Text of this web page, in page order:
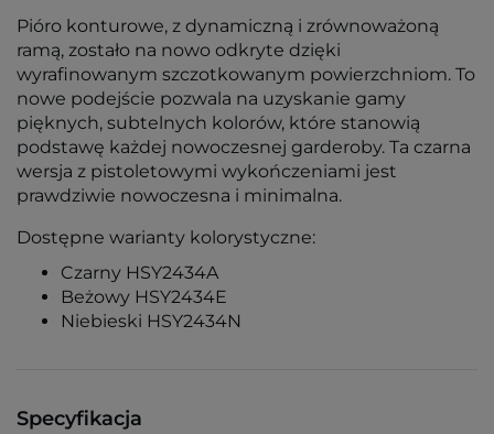
Pióro konturowe, z dynamiczną i zrównoważoną
ramą, zostało na nowo odkryte dzięki
wyrafinowanym szczotkowanym powierzchniom. To
nowe podejście pozwala na uzyskanie gamy
pięknych, subtelnych kolorów, które stanowią
podstawę każdej nowoczesnej garderoby. Ta czarna
wersja z pistoletowymi wykończeniami jest
prawdziwie nowoczesna i minimalna.
Dostępne warianty kolorystyczne:
Czarny HSY2434A
Beżowy HSY2434E
Niebieski HSY2434N
Specyfikacja